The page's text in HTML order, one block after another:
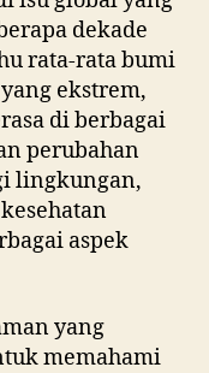
dekade
rata-rata bumi
ekstrem,
di berbagai
perubahan
lingkungan,
aspek
yang
memahami